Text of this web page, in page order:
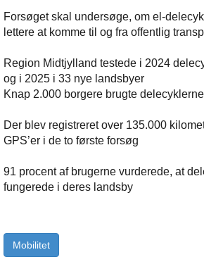
Forsøget skal undersøge, om el-
lettere at komme til og fra offentlig
Region Midtjylland testede i 2024
og i 2025 i 33 nye landsbyer
Knap 2.000 borgere brugte
Der blev registreret over 135.000
GPS’er i de to første forsøg
91 procent af brugerne vurderede, at
fungerede i deres landsby
Mobilitet